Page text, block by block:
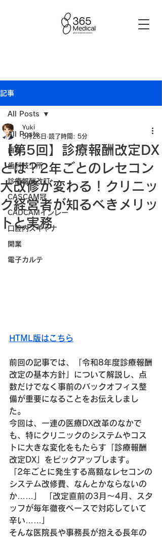
記事
All Posts
歯科
歯科技工所
診療報酬改訂
CASCAM冠
CADCAMインレー
口腔内スキャナ
開業
電子カルテ
All Posts
【第5回】診療報酬改定DX
とは？2年ごとのレセコン
大改修が変わる！クリニッ
ク経営者が知るべきメリッ
トと実務
Yuki
5月26日 読了時間: 5分
HTML版はこちら
前回の記事では、「令和8年度診療報酬
改定の基本方針」について解説し、点
数だけでなく事前のバックオフィス整
備が重要になることをお伝えしまし
た。
今回は、一連の医療DX改革のなかで
も、特にクリニックのシステムやコス
トに大きな変化をもたらす「診療報酬
改定DX」をピックアップします。
「2年ごとに発生する高額なレセコンの
システム改修費、なんとかならないの
か……」 「改定直前の3月〜4月、スタ
ッフが毎年徹夜ベースで対応していて
辛い……」
そんな医院長や事務長が抱える長年の